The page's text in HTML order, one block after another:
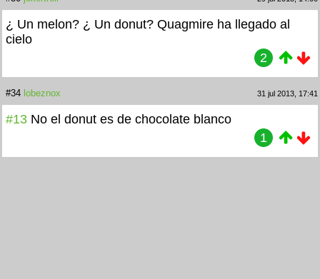
¿ Un melon? ¿ Un donut? Quagmire ha llegado al
cielo
2
#34 lobeznox 31 jul 2013, 17:41
#13 No el donut es de chocolate blanco
1